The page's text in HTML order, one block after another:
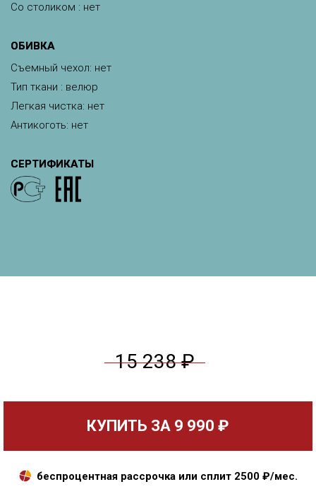
Со столиком : нет
ОБИВКА
Съемный чехол: нет
Тип ткани : велюр
Легкая чистка: нет
Антикоготь: нет
СЕРТИФИКАТЫ
15 238 ₽
КУПИТЬ ЗА 9 990 ₽
беспроцентная рассрочка или сплит 2500 ₽/мес.